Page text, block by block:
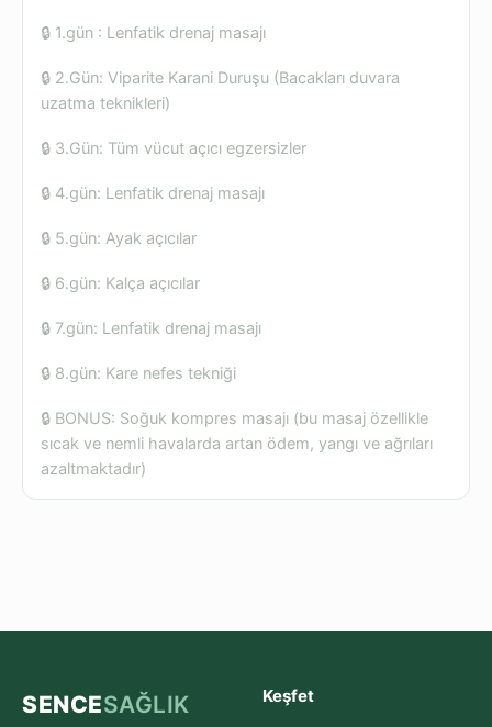
🔒 1.gün : Lenfatik drenaj masajı
🔒 2.Gün: Viparite Karani Duruşu (Bacakları duvara
uzatma teknikleri)
🔒 3.Gün: Tüm vücut açıcı egzersizler
🔒 4.gün: Lenfatik drenaj masajı
🔒 5.gün: Ayak açıcılar
🔒 6.gün: Kalça açıcılar
🔒 7.gün: Lenfatik drenaj masajı
🔒 8.gün: Kare nefes tekniği
🔒 BONUS: Soğuk kompres masajı (bu masaj özellikle
sıcak ve nemli havalarda artan ödem, yangı ve ağrıları
azaltmaktadır)
SENCESAĞLIK Keşfet